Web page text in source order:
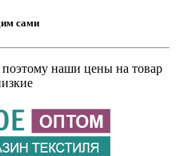
сами
наши цены на товар